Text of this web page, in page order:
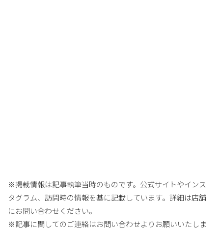
※掲載情報は記事執筆当時のものです。公式サイトやインス
タグラム、訪問時の情報を基に記載しています。詳細は店舗
にお問い合わせください。
※記事に関してのご連絡はお問い合わせよりお願いいたしま